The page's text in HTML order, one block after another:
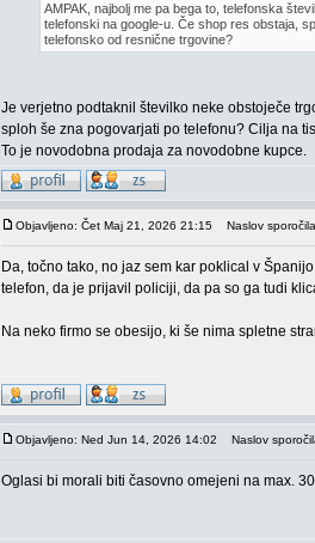
AMPAK, najbolj me pa bega to, telefonska
telefonski na google-u. Če shop res obstaja,
telefonsko od resnične trgovine?
Je verjetno podtaknil številko neke obstoječe
sploh še zna pogovarjati po telefonu? Cilja na
To je novodobna prodaja za novodobne kupce.
Objavljeno: Čet Maj 21, 2026 21:15 Naslov
Da, točno tako, no jaz sem kar poklical v
telefon, da je prijavil policiji, da pa so ga tudi
Na neko firmo se obesijo, ki še nima spletne
Objavljeno: Ned Jun 14, 2026 14:02 Naslov
Oglasi bi morali biti časovno omejeni na max.